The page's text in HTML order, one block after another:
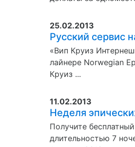
25.02.2013
Русский сервис
«Вип Круиз
лайнере Norwegian
Круиз ...
11.02.2013
Неделя
Получите
длительностью 7